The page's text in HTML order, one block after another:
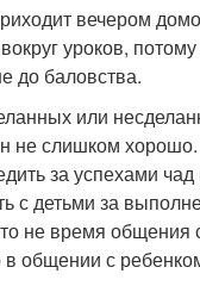
вечером
уроков,
до баловства.
или
не слишком
за успехами
с детьми за
не время
общении с